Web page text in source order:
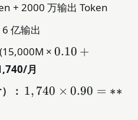
+ 2000 万输出 Token
亿输出
(15,000M × 0.10
×
0.10 +
月
： 1,740
1, 740 × 0.90 = ∗∗